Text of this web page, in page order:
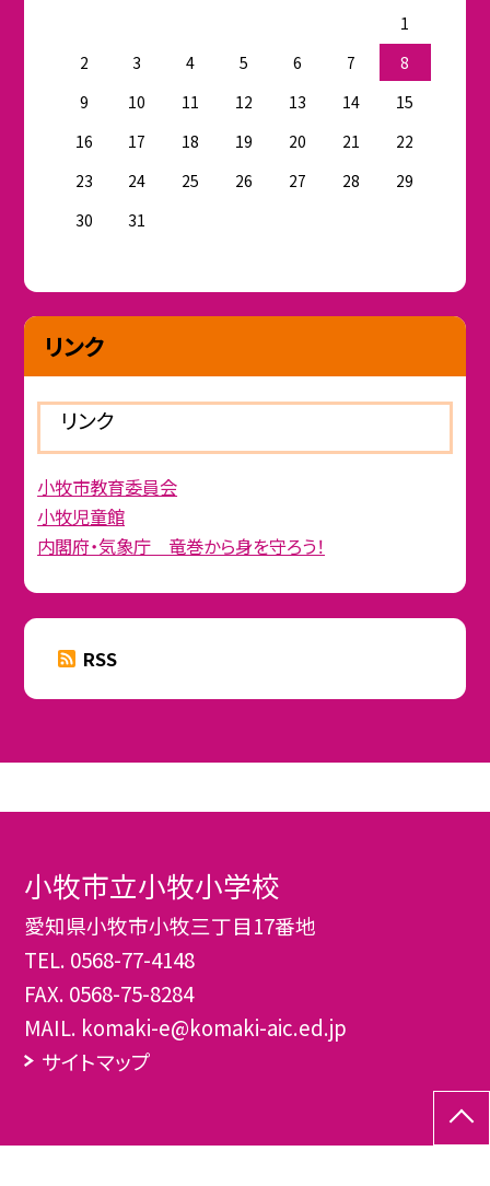
1
2
3 4 5 6 7
8
9
10 11 12 13 14
15
16
17 18 19 20 21
22
23
24 25 26 27 28
29
30
31
リンク
リンク
小牧市教育委員会
小牧児童館
内閣府・気象庁 竜巻から身を守ろう！
RSS
小牧市立小牧小学校
愛知県小牧市小牧三丁目17番地
TEL. 0568-77-4148
FAX. 0568-75-8284
MAIL. komaki-e@komaki-aic.ed.jp
サイトマップ